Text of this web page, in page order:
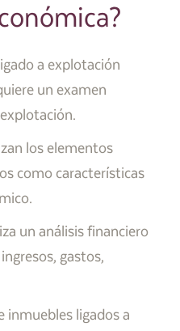
a explotación
un examen
los elementos
como características
un análisis financiero
gastos,
inmuebles ligados a